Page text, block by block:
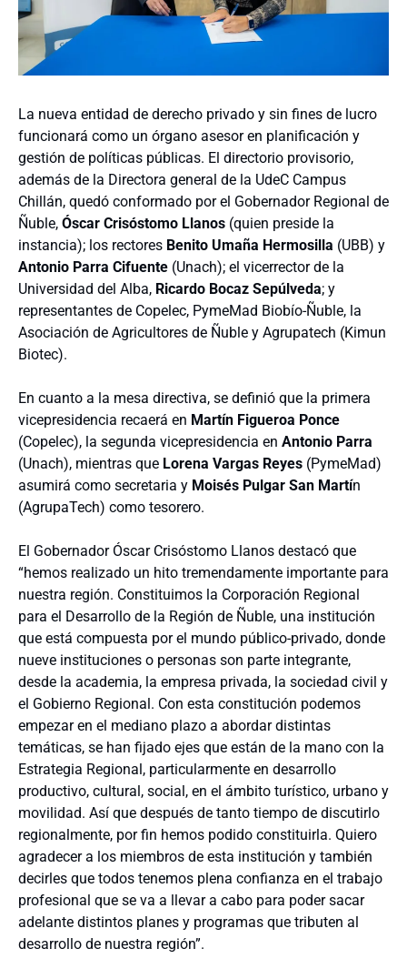
La nueva entidad de derecho privado y sin fines de lucro
funcionará como un órgano asesor en planificación y
gestión de políticas públicas. El directorio provisorio,
además de la Directora general de la UdeC Campus
Chillán, quedó conformado por el Gobernador Regional de
Ñuble, Óscar Crisóstomo Llanos (quien preside la
instancia); los rectores Benito Umaña Hermosilla (UBB) y
Antonio Parra Cifuente (Unach); el vicerrector de la
Universidad del Alba, Ricardo Bocaz Sepúlveda; y
representantes de Copelec, PymeMad Biobío-Ñuble, la
Asociación de Agricultores de Ñuble y Agrupatech (Kimun
Biotec).
En cuanto a la mesa directiva, se definió que la primera
vicepresidencia recaerá en Martín Figueroa Ponce
(Copelec), la segunda vicepresidencia en Antonio Parra
(Unach), mientras que Lorena Vargas Reyes (PymeMad)
asumirá como secretaria y Moisés Pulgar San Martín
(AgrupaTech) como tesorero.
El Gobernador Óscar Crisóstomo Llanos destacó que
“hemos realizado un hito tremendamente importante para
nuestra región. Constituimos la Corporación Regional
para el Desarrollo de la Región de Ñuble, una institución
que está compuesta por el mundo público-privado, donde
nueve instituciones o personas son parte integrante,
desde la academia, la empresa privada, la sociedad civil y
el Gobierno Regional. Con esta constitución podemos
empezar en el mediano plazo a abordar distintas
temáticas, se han fijado ejes que están de la mano con la
Estrategia Regional, particularmente en desarrollo
productivo, cultural, social, en el ámbito turístico, urbano y
movilidad. Así que después de tanto tiempo de discutirlo
regionalmente, por fin hemos podido constituirla. Quiero
agradecer a los miembros de esta institución y también
decirles que todos tenemos plena confianza en el trabajo
profesional que se va a llevar a cabo para poder sacar
adelante distintos planes y programas que tributen al
desarrollo de nuestra región”.